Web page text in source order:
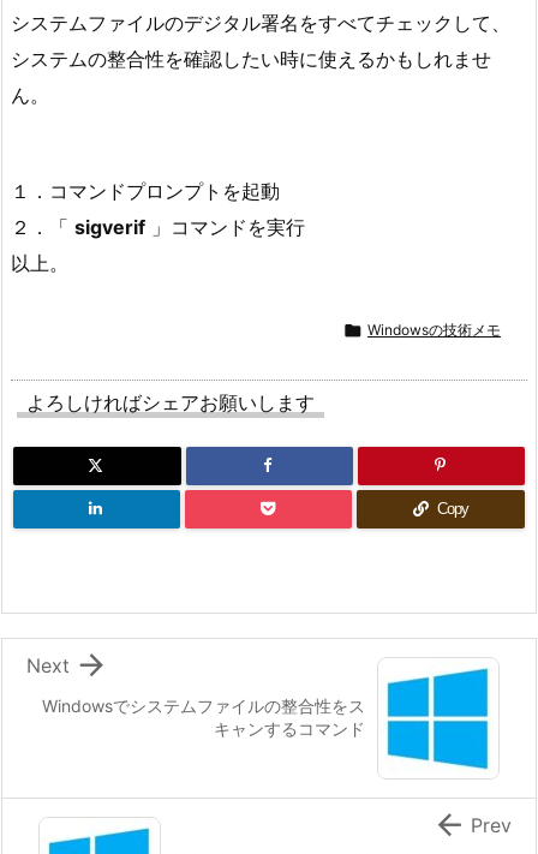
システムファイルのデジタル署名をすべてチェックして、
システムの整合性を確認したい時に使えるかもしれませ
ん。
１．コマンドプロンプトを起動
２．「 sigverif 」コマンドを実行
以上。
 Windowsの技術メモ
よろしければシェアお願いします
Copy
Windowsでシステムファイルの整合性をス
キャンするコマンド

Next
 Prev